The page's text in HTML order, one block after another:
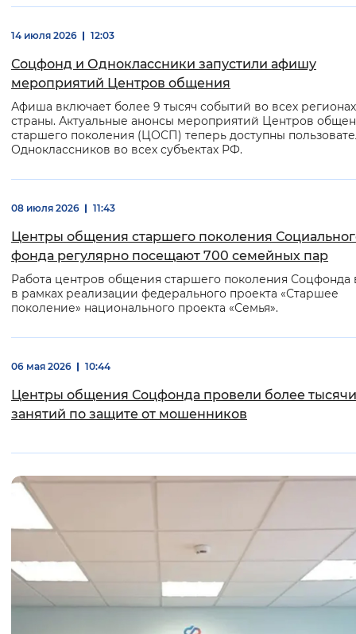
14 июля 2026 12:03
Соцфонд и Одноклассники запустили афишу
мероприятий Центров общения
Афиша включает более 9 тысяч событий во всех регионах
страны. Актуальные анонсы мероприятий Центров
старшего поколения (ЦОСП) теперь доступны
Одноклассников во всех субъектах РФ.
08 июля 2026 11:43
Центры общения старшего поколения
фонда регулярно посещают 700 семейных пар
Работа центров общения старшего поколения Соцфонда
в рамках реализации федерального проекта «Старшее
поколение» национального проекта «Семья».
06 мая 2026 10:44
Центры общения Соцфонда провели более тысячи
занятий по защите от мошенников